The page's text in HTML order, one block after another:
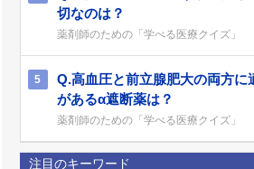
切なのは？
薬剤師のための「学べる医療クイズ」
5
Q.高血圧と前立腺肥大の両方に
があるα遮断薬は？
薬剤師のための「学べる医療クイズ」
注目のキーワード